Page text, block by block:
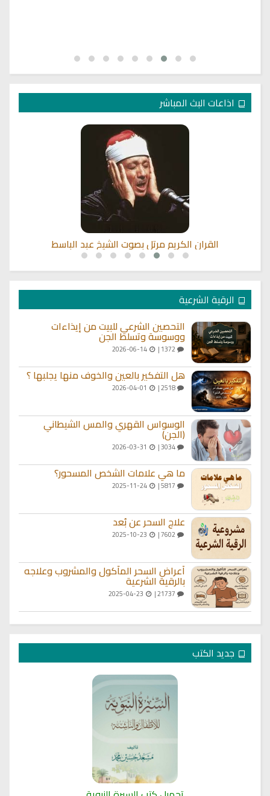
اذاعات البث المباشر
القران الكريم مرتل بصوت الشيخ عبد الباسط
الرقية الشرعية
التحصين الشرعي للبيت من إيذاءات
ووسوسة وتسلط الجن
2026-06-14
هل التفكير بالعين والخوف منها يجلبها ؟
2518 |
الوسواس القهري والمس الشيطاني
(الجن)
3034 |
ما هي علامات الشخص المسحور؟
2025-11-24
علاج السحر عن بُعد
أعراض السحر المأكول والمشروب وعلاجه
بالرقية الشرعية
جديد الكتب